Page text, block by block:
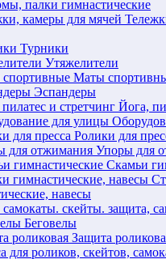
палки гимнастические
Турники
Утяжелители
Маты
Эспандеры
Йога,
Ролики для
Упоры для
Скамьи
навесы
скейты. защита,
Беговелы
Защита